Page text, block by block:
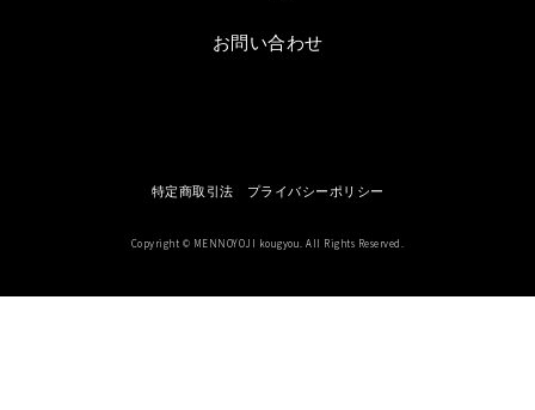
お問い合わせ
特定商取引法 プライバシーポリシー
Copyright © MENNOYOJI kougyou. All Rights Reserved.